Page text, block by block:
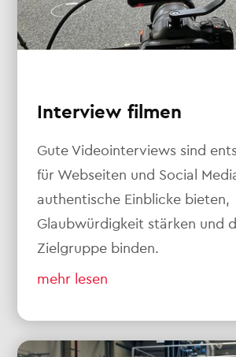
Interview filmen
Gute Videointerviews sind
für Webseiten und Social
authentische Einblicke bieten,
Glaubwürdigkeit stärken und
Zielgruppe binden.
mehr lesen